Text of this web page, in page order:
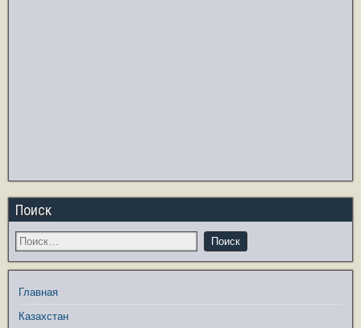
Поиск
Главная
Казахстан